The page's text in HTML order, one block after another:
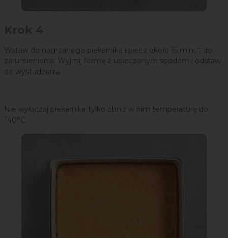
Wstaw do nagrzanego piekarnika i piecz około 15 minut do
zarumienienia. Wyjmij formę z upieczonym spodem i odstaw
do wystudzenia.
Nie wyłączaj piekarnika tylko obniż w nim temperaturę do
140°C.